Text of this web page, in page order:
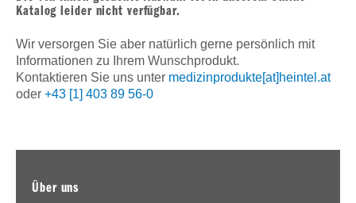
Katalog leider nicht verfügbar.
Wir versorgen Sie aber natürlich gerne persönlich mit
Informationen zu Ihrem Wunschprodukt.
Kontaktieren Sie uns unter medizinprodukte[at]heintel.at
oder +43 [1] 403 89 56-0
Über uns